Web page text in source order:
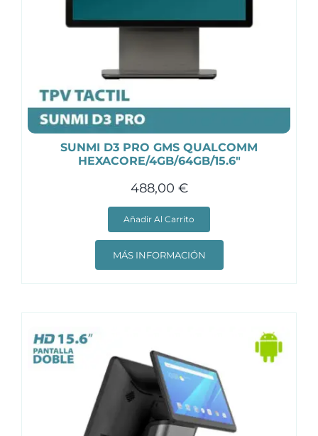
SUNMI D3 PRO GMS QUALCOMM
HEXACORE/4GB/64GB/15.6″
488,00 €
Añadir Al Carrito
MÁS INFORMACIÓN